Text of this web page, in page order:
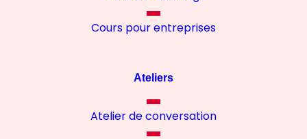
Cours pour entreprises
Ateliers
Atelier de conversation